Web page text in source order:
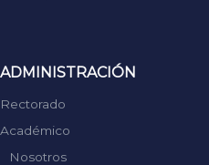
ADMINISTRACIÓN
Rectorado
Académico
Nosotros